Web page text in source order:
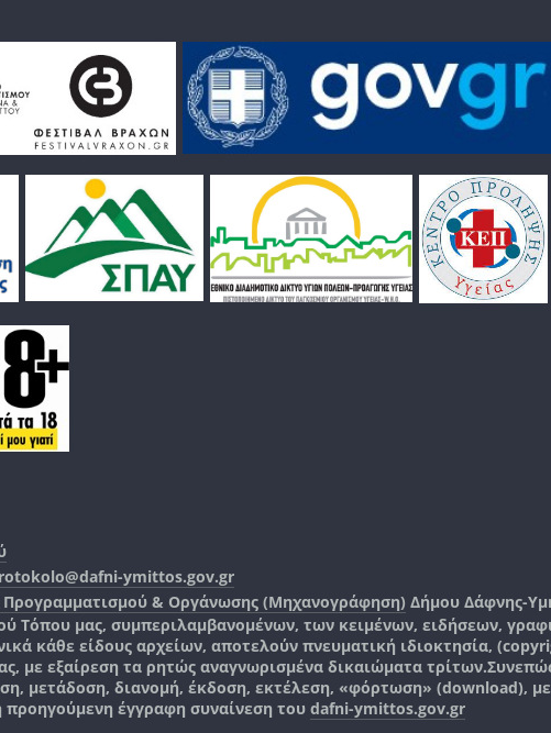
ymittos.gov.gr
& Οργάνωσης (Μηχανογράφηση) Δήμου Δάφνης-
Τόπου μας, συμπεριλαμβανομένων, των κειμένων, ειδήσεων,
κάθε είδους αρχείων, αποτελούν πνευματική ιδιοκτησία,
με εξαίρεση τα ρητώς αναγνωρισμένα δικαιώματα τρίτων.
μετάδοση, διανομή, έκδοση, εκτέλεση, «φόρτωση» (download),
έγγραφη συναίνεση του dafni-ymittos.gov.gr